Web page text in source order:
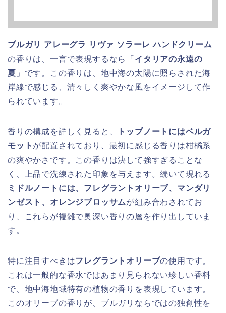
ブルガリ アレーグラ リヴァ ソラーレ ハンドクリーム
の香りは、一言で表現するなら「 イタリアの永遠の
夏 」です。この香りは、地中海の太陽に照らされた海
岸線で感じる、清々しく爽やかな風をイメージして作
られています。
香りの構成を詳しく見ると、
トップノートにはベルガ
モット が配置されており、最初に感じる香りは柑橘系
の爽やかさです。この香りは決して強すぎることな
く、上品で洗練された印象を与えます。続いて現れる
ミドルノートには、フレグラントオリーブ、マンダリ
ンゼスト、オレンジブロッサムが組み合わされてお
り、これらが複雑で奥深い香りの層を作り出していま
す。
特に注目すべきはフレグラントオリーブの使用です。
これは一般的な香水ではあまり見られない珍しい香料
で、地中海地域特有の植物の香りを表現しています。
このオリーブの香りが、ブルガリならではの独創性を